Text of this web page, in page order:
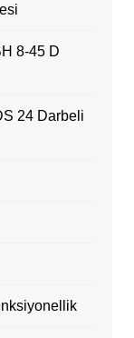
8-45 D
24 Darbeli